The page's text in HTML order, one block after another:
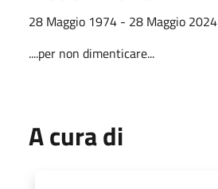
28 Maggio 1974 - 28 Maggio 2024
....per non dimenticare...
A cura di